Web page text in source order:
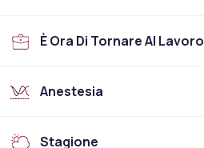
È Ora Di Tornare Al Lavoro
Anestesia
Stagione